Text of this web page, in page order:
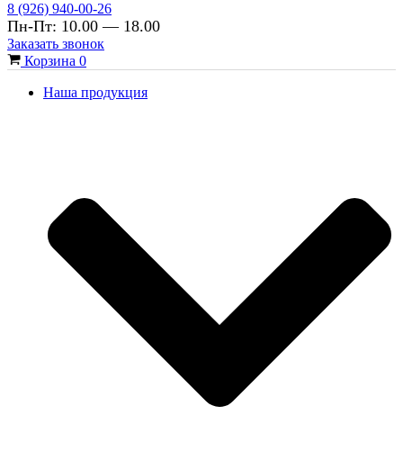
8 (926) 940-00-26
Пн-Пт: 10.00 — 18.00
Заказать звонок
Корзина 0
Наша продукция